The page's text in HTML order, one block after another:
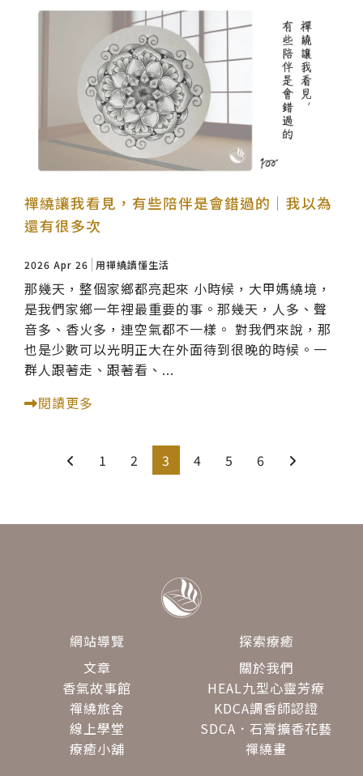
禪繞讓我看見，有些陪伴是會錯過的｜我以為
還有很多次
2026 Apr 26 用禪繞讀懂生活
那幾天，整個家鄉都亮起來 小時候，大甲媽繞境，
是我們家鄉一年裡最重要的事。那幾天，人多、聲
音多、香火多，連空氣都不一樣。 對我們來說，那
也是少數可以光明正大在外面待到很晚的時候。一
群人跟著走、跟著看、...
閱讀更多
1 2 3 4 5 6
網站導覽
文章
香氣故事館
禪繞旅舍
線上學堂
療癒小舖
探索療癒
關於我們
HEAL九型心靈芳療
KDCA調香師認證
SDCA．石膏擴香花藝
禪繞畫